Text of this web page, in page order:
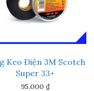
Keo Điện 3M Scotch
Super 33+
95.000 ₫